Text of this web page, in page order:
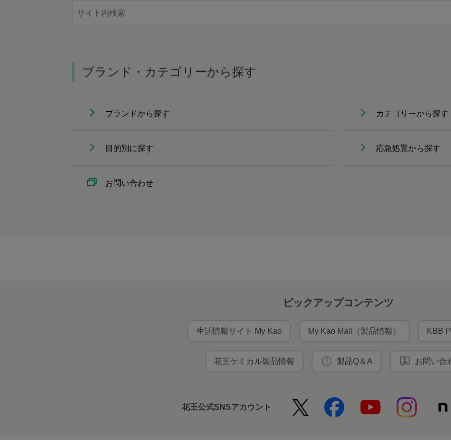
ブランド・カテゴリーから探す
ブランドから探す カテゴリーから探す
目的別に探す 応急処置から探す
お問い合わせ
ピックアップコンテンツ
生活情報サイト My Kao My Kao Mall（製品情報） KBB
花王ケミカル製品情報 製品Q＆A お問い合
花王公式SNSアカウント